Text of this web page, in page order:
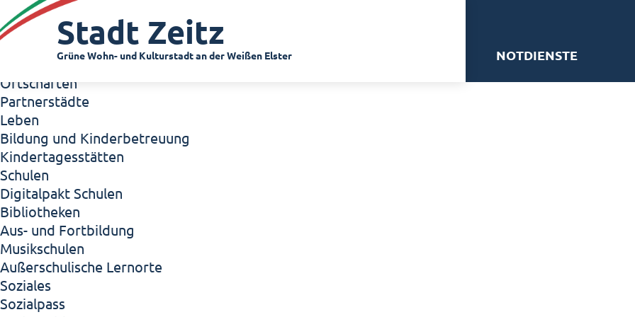
Zeitz - Die Kleinstadt
Willkommen in Zeitz!
Interview mit Oberbürgermeister Christian Thieme
Zeitz - Stadt der Zukunft
Ortschaften
Partnerstädte
Leben
Bildung und Kinderbetreuung
Kindertagesstätten
Schulen
Digitalpakt Schulen
Bibliotheken
Aus- und Fortbildung
Musikschulen
Außerschulische Lernorte
Soziales
Sozialpass
Stadt Zeitz
Grüne Wohn- und Kulturstadt an der Weißen Elster NOTDIENSTE